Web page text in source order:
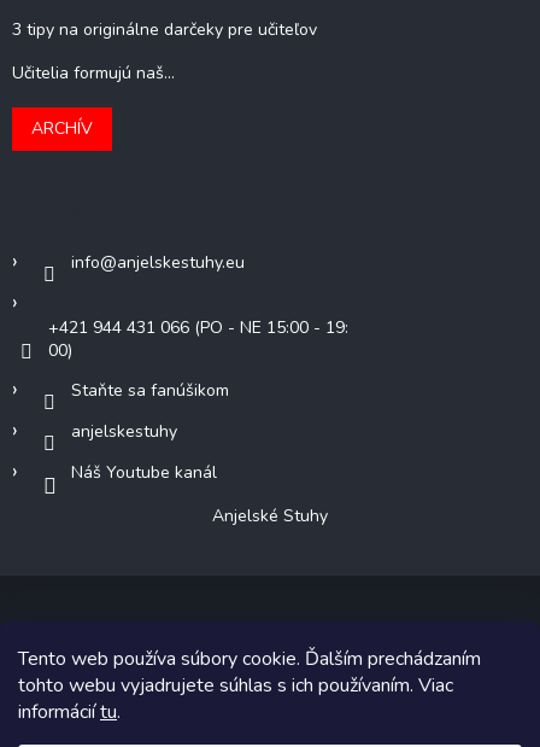
Tento web používa súbory cookie. Ďalším prechádzaním
tohto webu vyjadrujete súhlas s ich používaním. Viac
informáciítu.
3 tipy na originálne darčeky pre učiteľov
Učitelia formujú naš...
ARCHÍV
info@anjelskestuhy.eu
+421 944 431 066 (PO - NE 15:00 - 19:
00)
Staňte sa fanúšikom
anjelskestuhy
Náš Youtube kanál
Anjelské Stuhy
Copyright 2026Anjelské Stuhy. Všetky práva vyhradené.
Grafický návrh vytvoril a na Shoptet implementoval
Shoptetak.cz.